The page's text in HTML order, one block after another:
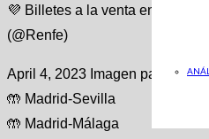
💜 Billetes a la venta en
(@Renfe)
April 4, 2023 Imagen para
🤲 Madrid-Sevilla
🤲 Madrid-Málaga